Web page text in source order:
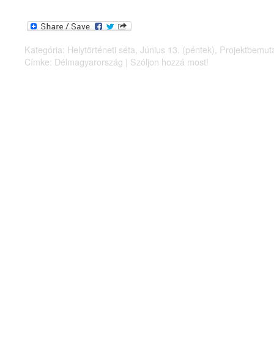
Kategória: Helytörténeti séta Június 13. (péntek)
Címke: Délmagyarország | Szóljon hozzá most!